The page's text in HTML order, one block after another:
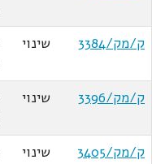
ק/מק/3384
שינוי
ק/מק/3396
שינוי
ק/מק/3405
שינוי